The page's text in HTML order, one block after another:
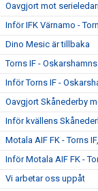
Oavgjort mot
Inför IFK Värnamo -
Dino Mesic är tillbaka
Torns IF -
Inför Torns IF -
Oavgjort Skånederby
Inför kvällens
Motala AIF FK - Torns
Inför Motala AIF FK -
Vi arbetar oss uppåt